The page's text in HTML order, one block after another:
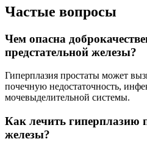
Частые вопросы
Чем опасна
предстательной железы?
Гиперплазия простаты может
почечную недостаточность,
мочевыделительной системы.
Как лечить гиперплазию
железы?